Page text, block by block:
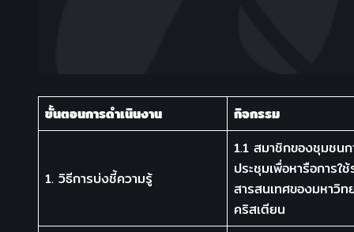
ขั้นตอนการดำเนินงาน กิจกรรม
1. วิธีการบ่งชี้ความรู้
1.1 สมาชิกของชุมชน
ประชุมเพื่อหารือการใ
สารสนเทศของมหาวิท
คริสเตียน